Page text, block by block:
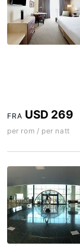
FRA USD 269
per rom / per natt